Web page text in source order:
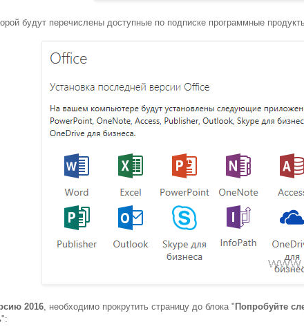
будут перечислены доступные по подписке программные
2016, необходимо прокрутить страницу до блока " Попробуйте
":